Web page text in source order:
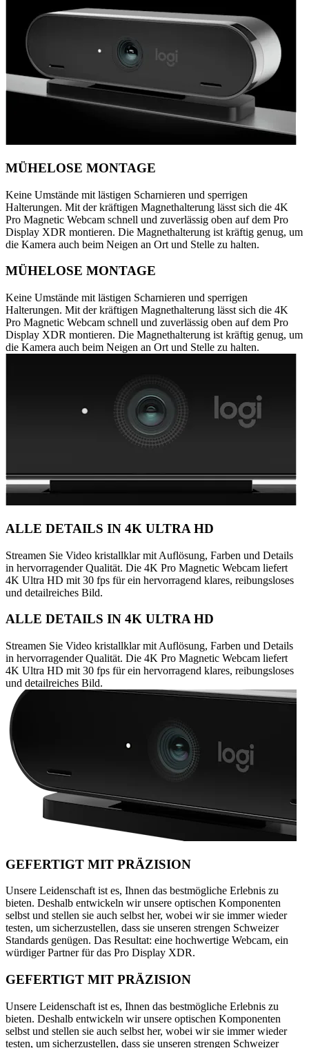
MÜHELOSE MONTAGE
Keine Umstände mit lästigen Scharnieren und sperrigen
Halterungen. Mit der kräftigen Magnethalterung lässt sich die 4K
Pro Magnetic Webcam schnell und zuverlässig oben auf dem Pro
Display XDR montieren. Die Magnethalterung ist kräftig genug, um
die Kamera auch beim Neigen an Ort und Stelle zu halten.
MÜHELOSE MONTAGE
Keine Umstände mit lästigen Scharnieren und sperrigen
Halterungen. Mit der kräftigen Magnethalterung lässt sich die 4K
Pro Magnetic Webcam schnell und zuverlässig oben auf dem Pro
Display XDR montieren. Die Magnethalterung ist kräftig genug, um
die Kamera auch beim Neigen an Ort und Stelle zu halten.
ALLE DETAILS IN 4K ULTRA HD
Streamen Sie Video kristallklar mit Auflösung, Farben und Details
in hervorragender Qualität. Die 4K Pro Magnetic Webcam liefert
4K Ultra HD mit 30 fps für ein hervorragend klares, reibungsloses
und detailreiches Bild.
ALLE DETAILS IN 4K ULTRA HD
Streamen Sie Video kristallklar mit Auflösung, Farben und Details
in hervorragender Qualität. Die 4K Pro Magnetic Webcam liefert
4K Ultra HD mit 30 fps für ein hervorragend klares, reibungsloses
und detailreiches Bild.
GEFERTIGT MIT PRÄZISION
Unsere Leidenschaft ist es, Ihnen das bestmögliche Erlebnis zu
bieten. Deshalb entwickeln wir unsere optischen Komponenten
selbst und stellen sie auch selbst her, wobei wir sie immer wieder
testen, um sicherzustellen, dass sie unseren strengen Schweizer
Standards genügen. Das Resultat: eine hochwertige Webcam, ein
würdiger Partner für das Pro Display XDR.
GEFERTIGT MIT PRÄZISION
Unsere Leidenschaft ist es, Ihnen das bestmögliche Erlebnis zu
bieten. Deshalb entwickeln wir unsere optischen Komponenten
selbst und stellen sie auch selbst her, wobei wir sie immer wieder
testen, um sicherzustellen, dass sie unseren strengen Schweizer